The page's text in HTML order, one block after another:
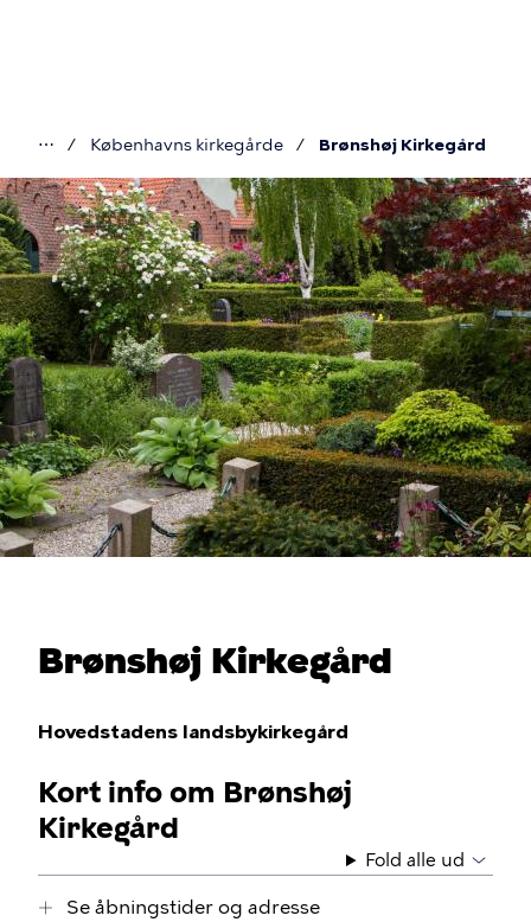
Du
er
her
⋯ Københavns kirkegårde Brønshøj Kirkegård
Brønshøj Kirkegård
Hovedstadens landsbykirkegård
Kort info om Brønshøj
Kirkegård
Fold alle ud
Se åbningstider og adresse